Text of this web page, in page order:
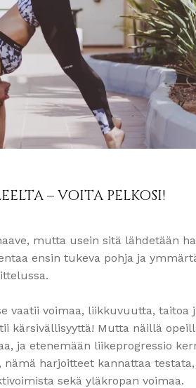
– VOITA PELKOSI!
mutta usein sitä lähdetään
ensin tukeva pohja ja
vaatii voimaa, liikkuvuutta, taitoa
kärsivällisyyttä! Mutta näillä
ja etenemään liikeprogressio
harjoitteet kannattaa
sekä yläkropan voimaa.